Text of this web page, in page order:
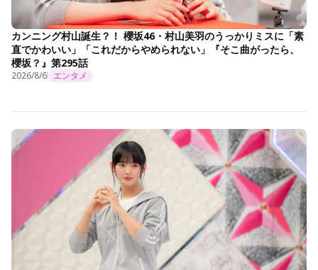
カンニング村山誕生？！ 櫻坂46・村山美羽のうっかりミスに「素
直でかわいい」「これだからやめられない」『そこ曲がったら、
櫻坂？』第295話
2026/8/6 エンタメ